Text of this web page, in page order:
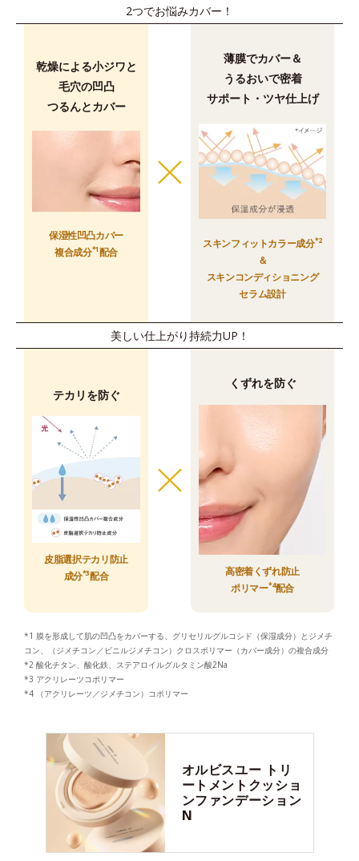
2つでお悩みカバー！
乾燥による小ジワと
毛穴の凹凸
つるんとカバー
保湿性凹凸カバー
複合成分*1配合
薄膜でカバー＆
うるおいで密着
サポート・ツヤ仕上げ
スキンフィットカラー成分*2
＆
スキンコンディショニング
セラム設計
美しい仕上がり持続力UP！
テカリを防ぐ
皮脂選択テカリ防止
成分*3配合
くずれを防ぐ
高密着くずれ防止
ポリマー*4配合
*1 膜を形成して肌の凹凸をカバーする、グリセリルグルコシド（保湿成分）とジメチ
コン、（ジメチコン／ビニルジメチコン）クロスポリマー（カバー成分）の複合成分
*2 酸化チタン、酸化鉄、ステアロイルグルタミン酸2Na
*3 アクリレーツコポリマー
*4 （アクリレーツ／ジメチコン）コポリマー
オルビスユー トリ
ートメントクッショ
ンファンデーション
N